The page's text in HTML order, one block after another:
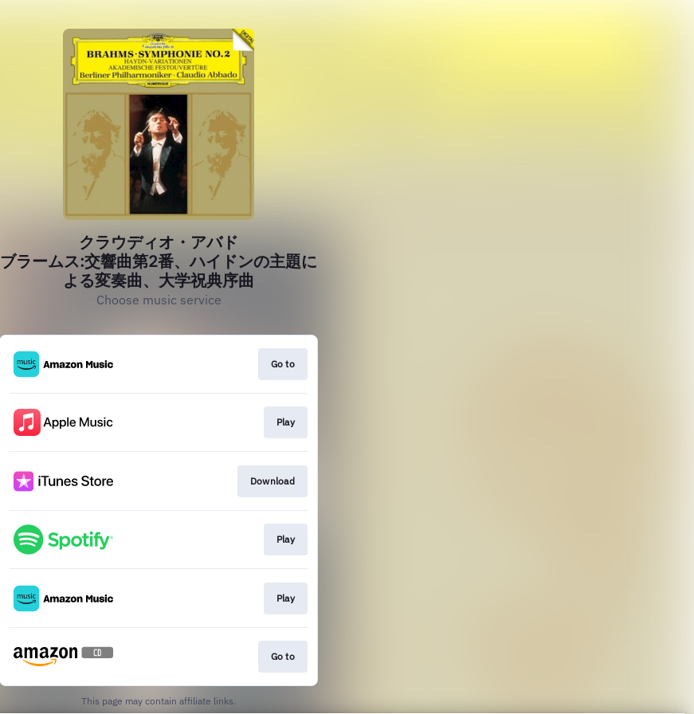
クラウディオ・アバド
ブラームス:交響曲第2番、ハイドンの主題に
よる変奏曲、大学祝典序曲
Choose music service
Go to
Play
Download
Play
Play
Go to
This page may contain affiliate links.